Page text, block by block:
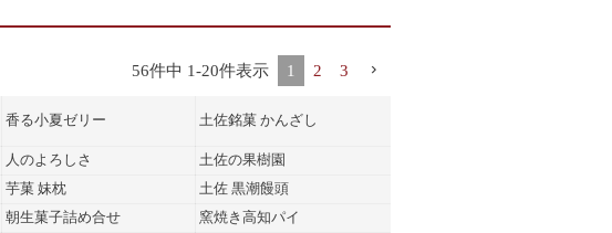
56件中 1-20件表示 1 2 3
香る小夏ゼリー 土佐銘菓 かんざし
人のよろしさ
土佐の果樹園
芋菓 妹枕
土佐 黒潮饅頭
朝生菓子詰め合せ
窯焼き高知パイ